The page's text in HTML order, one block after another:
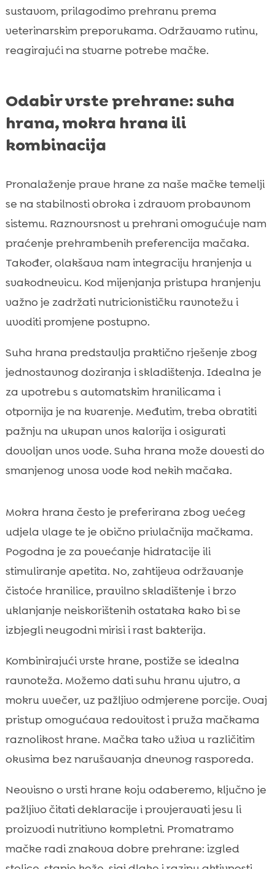
sustavom, prilagodimo prehranu prema
veterinarskim preporukama. Održavamo rutinu,
reagirajući na stvarne potrebe mačke.
Odabir vrste prehrane: suha
hrana, mokra hrana ili
kombinacija
Pronalaženje prave hrane za naše mačke temelji
se na stabilnosti obroka i zdravom probavnom
sistemu. Raznovrsnost u prehrani omogućuje nam
praćenje prehrambenih preferencija mačaka.
Također, olakšava nam integraciju hranjenja u
svakodnevicu. Kod mijenjanja pristupa hranjenju
važno je zadržati nutricionističku ravnotežu i
uvoditi promjene postupno.
Suha hrana predstavlja praktično rješenje zbog
jednostavnog doziranja i skladištenja. Idealna je
za upotrebu s automatskim hranilicama i
otpornija je na kvarenje. Međutim, treba obratiti
pažnju na ukupan unos kalorija i osigurati
dovoljan unos vode. Suha hrana može dovesti do
smanjenog unosa vode kod nekih mačaka.
Mokra hrana često je preferirana zbog većeg
udjela vlage te je obično privlačnija mačkama.
Pogodna je za povećanje hidratacije ili
stimuliranje apetita. No, zahtijeva održavanje
čistoće hranilice, pravilno skladištenje i brzo
uklanjanje neiskorištenih ostataka kako bi se
izbjegli neugodni mirisi i rast bakterija.
Kombinirajući vrste hrane, postiže se idealna
ravnoteža. Možemo dati suhu hranu ujutro, a
mokru uvečer, uz pažljivo odmjerene porcije. Ovaj
pristup omogućava redovitost i pruža mačkama
raznolikost hrane. Mačka tako uživa u različitim
okusima bez narušavanja dnevnog rasporeda.
Neovisno o vrsti hrane koju odaberemo, ključno je
pažljivo čitati deklaracije i provjeravati jesu li
proizvodi nutritivno kompletni. Promatramo
mačke radi znakova dobre prehrane: izgled